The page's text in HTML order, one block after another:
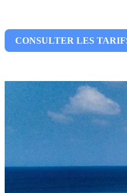
CONSULTER LES